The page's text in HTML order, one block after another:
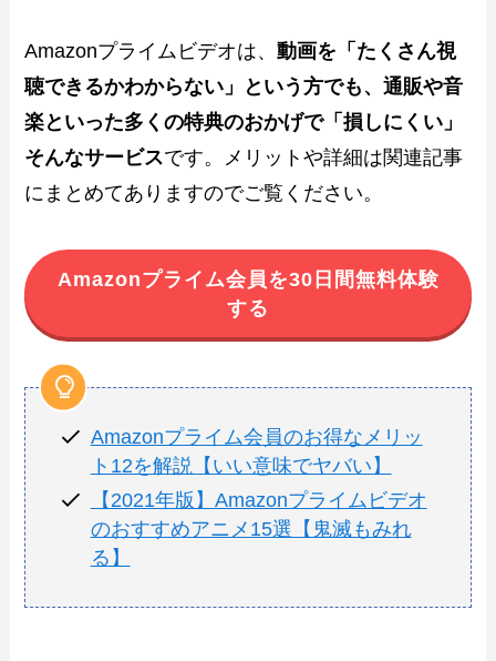
Amazonプライムビデオは、動画を「たくさん視
聴できるかわからない」という方でも、通販や音
楽といった多くの特典のおかげで「損しにくい」
そんなサービスです。メリットや詳細は関連記事
にまとめてありますのでご覧ください。
Amazonプライム会員を30日間無料体験
する
Amazonプライム会員のお得なメリッ
ト12を解説【いい意味でヤバい】
【2021年版】Amazonプライムビデオ
のおすすめアニメ15選【鬼滅もみれ
る】